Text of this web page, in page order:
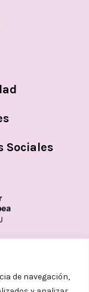
de navegación,
Sociales